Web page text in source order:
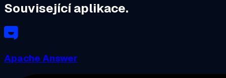
Související aplikace.
Apache Answer